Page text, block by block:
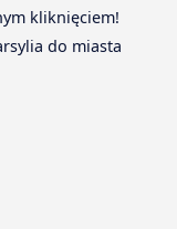
kliknięciem!
do miasta